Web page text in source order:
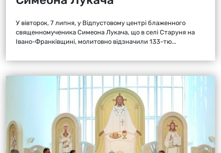
У вівторок, 7 липня, у Відпустовому центрі блаженного
священномученика Симеона Лукача, що в селі Старуня на
Івано-Франківщині, молитовно відзначили 133-тю...